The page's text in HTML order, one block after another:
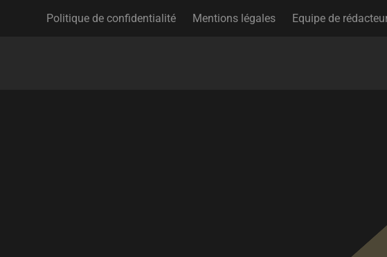
Politique de confidentialité Mentions légales Equipe de